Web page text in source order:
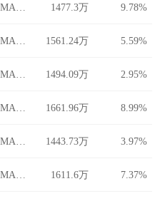
1477.3万 9.78%
1561.24万 5.59%
1494.09万 2.95%
1661.96万 8.99%
1443.73万 3.97%
1611.6万 7.37%